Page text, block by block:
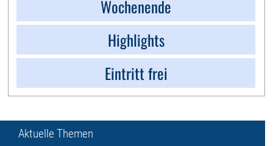
Wochenende
Highlights
Eintritt frei
Aktuelle Themen